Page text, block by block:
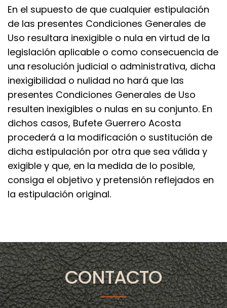
En el supuesto de que cualquier estipulación
de las presentes Condiciones Generales de
Uso resultara inexigible o nula en virtud de la
legislación aplicable o como consecuencia de
una resolución judicial o administrativa, dicha
inexigibilidad o nulidad no hará que las
presentes Condiciones Generales de Uso
resulten inexigibles o nulas en su conjunto. En
dichos casos, Bufete Guerrero Acosta
procederá a la modificación o sustitución de
dicha estipulación por otra que sea válida y
exigible y que, en la medida de lo posible,
consiga el objetivo y pretensión reflejados en
la estipulación original.
CONTACTO